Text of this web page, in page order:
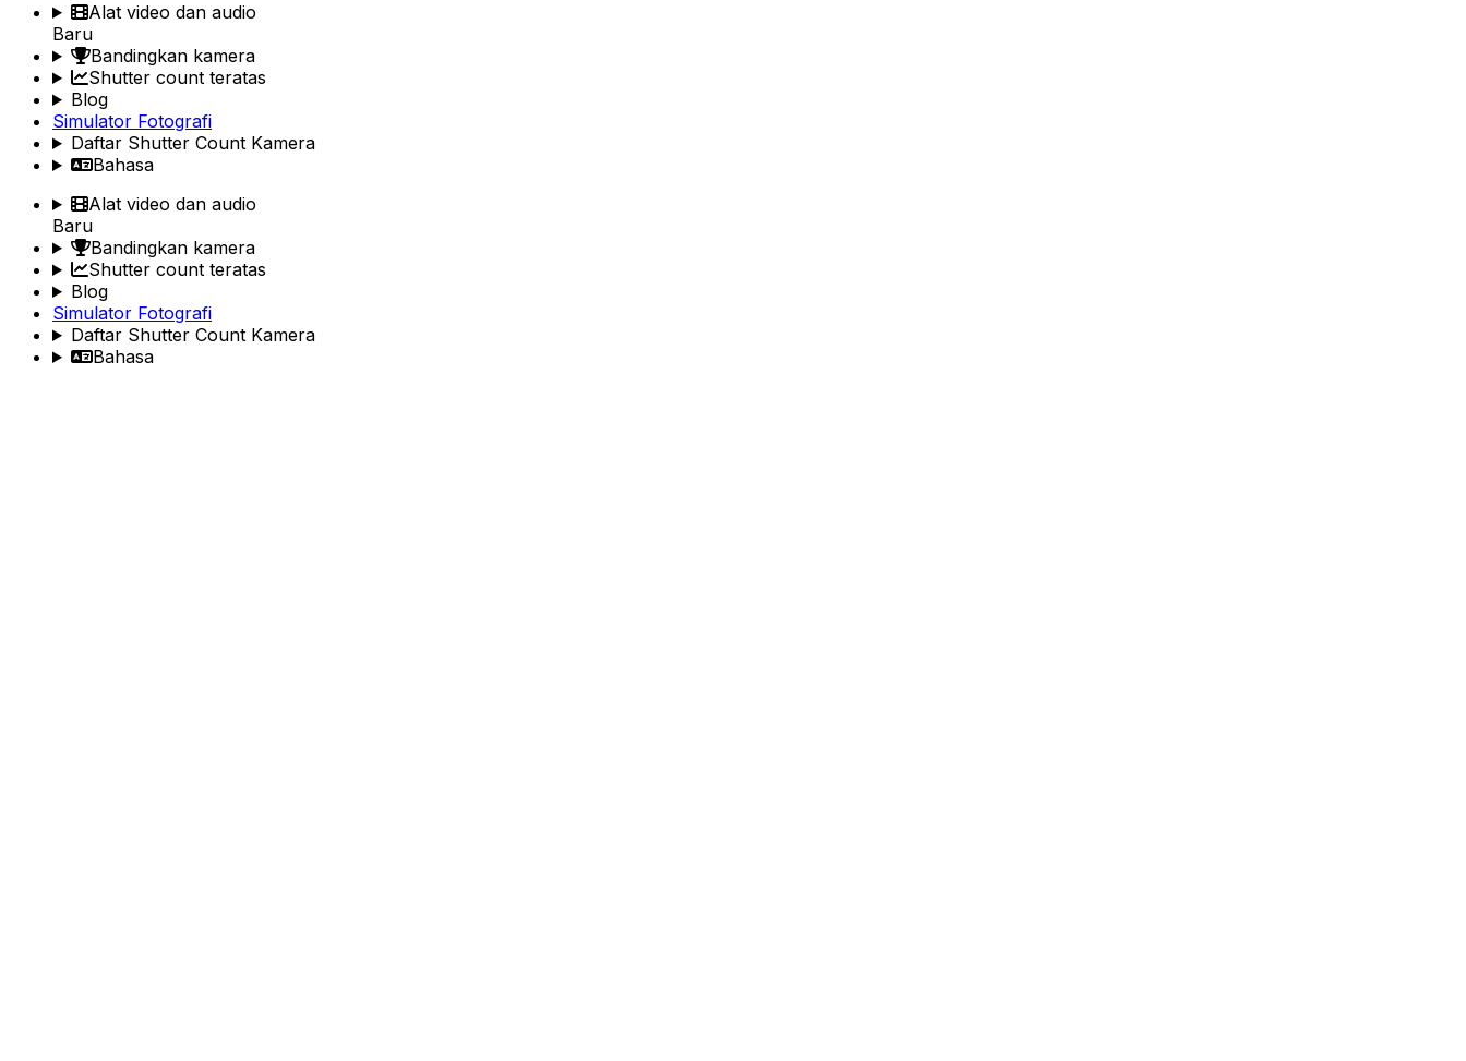
Alat video dan audio
Baru
Bandingkan kamera
Shutter count teratas
Blog
Simulator Fotografi
Daftar Shutter Count Kamera
Bahasa
Alat video dan audio
Baru
Bandingkan kamera
Shutter count teratas
Blog
Simulator Fotografi
Daftar Shutter Count Kamera
Bahasa